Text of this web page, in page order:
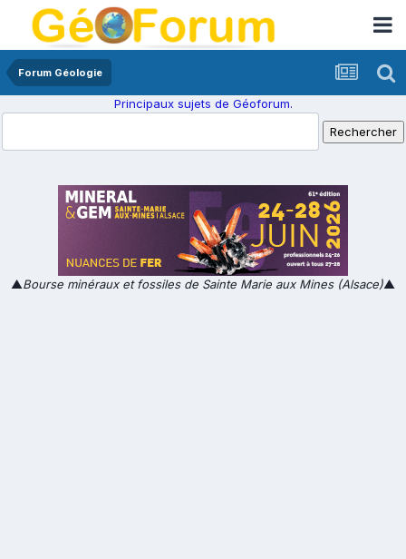
Forum Géologie
Principaux sujets de Géoforum.
▲Bourse minéraux et fossiles de Sainte Marie aux Mines (Alsace)▲